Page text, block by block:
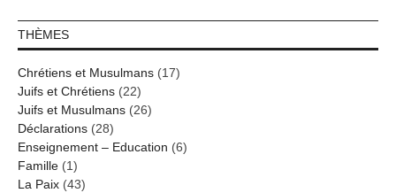
THÈMES
Chrétiens et Musulmans (17)
Juifs et Chrétiens (22)
Juifs et Musulmans (26)
Déclarations (28)
Enseignement – Education (6)
Famille (1)
La Paix (43)